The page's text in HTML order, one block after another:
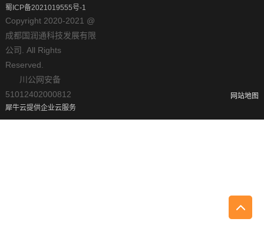
蜀ICP备2021019555号-1
Copyright 2020-2021 @
成都国润通科技发展有限
公司. All Rights
Reserved.
川公网安备
51012402000812
犀牛云提供企业云服务
网站地图